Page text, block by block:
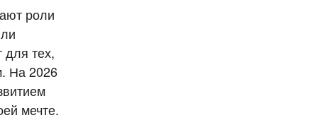
роли
для тех,
На 2026
мечте.